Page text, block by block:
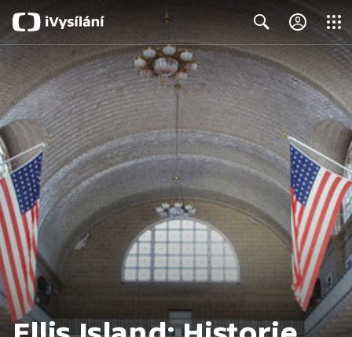
Search Close